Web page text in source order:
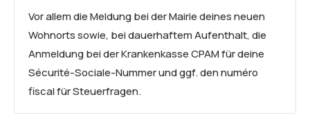
Vor allem die Meldung bei der Mairie deines neuen
Wohnorts sowie, bei dauerhaftem Aufenthalt, die
Anmeldung bei der Krankenkasse CPAM für deine
Sécurité-Sociale-Nummer und ggf. den numéro
fiscal für Steuerfragen.